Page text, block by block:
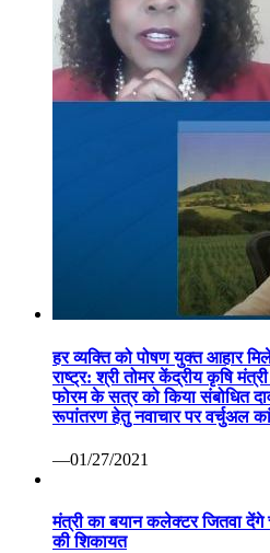
हर व्यक्ति को पोषण युक्त आहार
राष्ट्र: श्री तोमर केंद्रीय कृषि
फोरम के सत्र को किया संबोधित
रूपांतरण हेतु नवाचार पर वर्चुअल
—01/27/2021
मंत्री का बयान कलेक्टर जितवा
की शिकायत